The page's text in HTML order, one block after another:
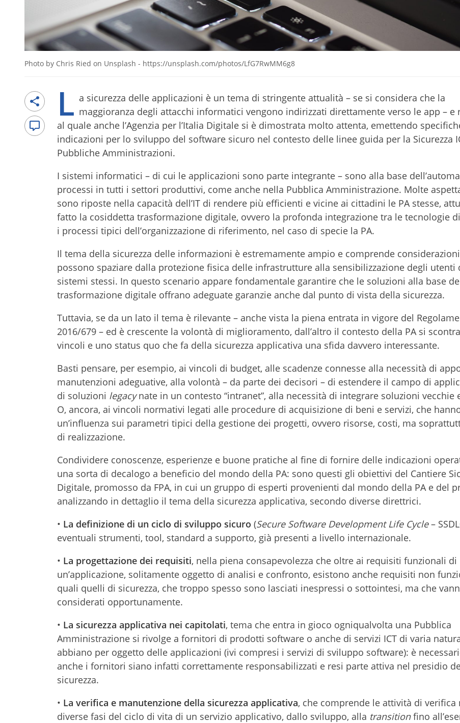
Photo by Chris Ried on Unsplash - https://unsplash.com/photos/LfG7RwMM6g8
L a sicurezza delle applicazioni è un tema di stringente attualità – se si considera che la
maggioranza degli attacchi informatici vengono indirizzati direttamente verso le app – e
al quale anche l’Agenzia per l’Italia Digitale si è dimostrata molto attenta, emettendo
indicazioni per lo sviluppo del software sicuro nel contesto delle linee guida per la Sicurezza
Pubbliche Amministrazioni.
I sistemi informatici – di cui le applicazioni sono parte integrante – sono alla base
processi in tutti i settori produttivi, come anche nella Pubblica Amministrazione. Molte
sono riposte nella capacità dell’IT di rendere più efficienti e vicine ai cittadini le PA stesse,
fatto la cosiddetta trasformazione digitale, ovvero la profonda integrazione tra le tecnologie
i processi tipici dell’organizzazione di riferimento, nel caso di specie la PA.
Il tema della sicurezza delle informazioni è estremamente ampio e comprende
possono spaziare dalla protezione fisica delle infrastrutture alla sensibilizzazione degli utenti
sistemi stessi. In questo scenario appare fondamentale garantire che le soluzioni alla base
trasformazione digitale offrano adeguate garanzie anche dal punto di vista della sicurezza.
Tuttavia, se da un lato il tema è rilevante – anche vista la piena entrata in vigore del
2016/679 – ed è crescente la volontà di miglioramento, dall’altro il contesto della PA si
vincoli e uno status quo che fa della sicurezza applicativa una sfida davvero interessante.
Basti pensare, per esempio, ai vincoli di budget, alle scadenze connesse alla necessità di
manutenzioni adeguative, alla volontà – da parte dei decisori – di estendere il campo di
di soluzioni legacynate in un contesto “intranet”, alla necessità di integrare soluzioni vecchie
O, ancora, ai vincoli normativi legati alle procedure di acquisizione di beni e servizi, che
un’influenza sui parametri tipici della gestione dei progetti, ovvero risorse, costi, ma
di realizzazione.
Condividere conoscenze, esperienze e buone pratiche al fine di fornire delle indicazioni
una sorta di decalogo a beneficio del mondo della PA: sono questi gli obiettivi del Cantiere
Digitale, promosso da FPA, in cui un gruppo di esperti provenienti dal mondo della PA e del
analizzando in dettaglio il tema della sicurezza applicativa, secondo diverse direttrici.
• La definizione di un ciclo di sviluppo sicuro (Secure Software Development Life Cycle–
eventuali strumenti, tool, standard a supporto, già presenti a livello internazionale.
• La progettazione dei requisiti, nella piena consapevolezza che oltre ai requisiti funzionali di
un’applicazione, solitamente oggetto di analisi e confronto, esistono anche requisiti non
quali quelli di sicurezza, che troppo spesso sono lasciati inespressi o sottointesi, ma che
considerati opportunamente.
• La sicurezza applicativa nei capitolati, tema che entra in gioco ogniqualvolta una Pubblica
Amministrazione si rivolge a fornitori di prodotti software o anche di servizi ICT di varia
abbiano per oggetto delle applicazioni (ivi compresi i servizi di sviluppo software): è
anche i fornitori siano infatti correttamente responsabilizzati e resi parte attiva nel presidio
sicurezza.
• La verifica e manutenzione della sicurezza applicativa, che comprende le attività di verifica
diverse fasi del ciclo di vita di un servizio applicativo, dallo sviluppo, alla transitionfino